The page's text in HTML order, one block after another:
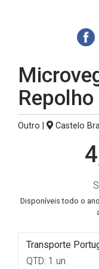
Outro | Castelo
Disponíveis todo o
Transporte
QTD: 1 un